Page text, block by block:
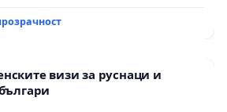
визи за руснаци и